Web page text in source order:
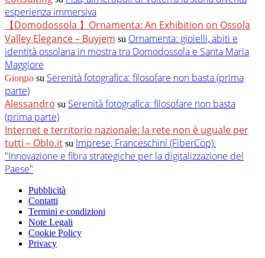
esperienza immersiva
【Domodossola 】Ornamenta: An Exhibition on Ossola
Valley Elegance – Buyjem su Ornamenta: gioielli, abiti e
identità ossolana in mostra tra Domodossola e Santa Maria
Maggiore
Giorgio su Serenità fotografica: filosofare non basta (prima
parte)
Alessandro su Serenità fotografica: filosofare non basta
(prima parte)
Internet e territorio nazionale: la rete non è uguale per
tutti – Oblo.it su Imprese, Franceschini (FiberCop):
"Innovazione e fibra strategiche per la digitalizzazione del
Paese"
Pubblicità
Contatti
Termini e condizioni
Note Legali
Cookie Policy
Privacy